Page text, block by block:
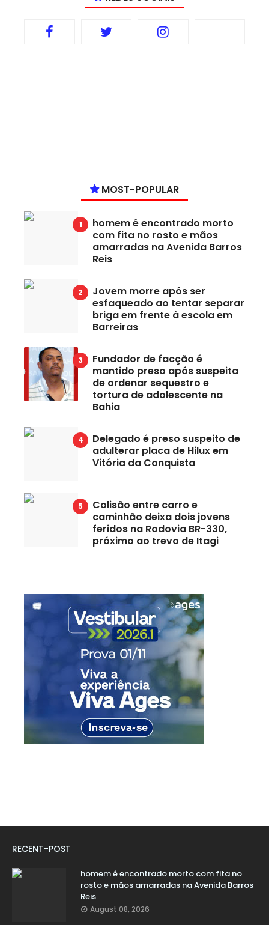
MOST-POPULAR
homem é encontrado morto
com fita no rosto e mãos
amarradas na Avenida Barros
Reis
Jovem morre após ser
esfaqueado ao tentar separar
briga em frente à escola em
Barreiras
Fundador de facção é
mantido preso após suspeita
de ordenar sequestro e
tortura de adolescente na
Bahia
Delegado é preso suspeito de
adulterar placa de Hilux em
Vitória da Conquista
Colisão entre carro e
caminhão deixa dois jovens
feridos na Rodovia BR-330,
próximo ao trevo de Itagi
RECENT-POST
homem é encontrado morto com fita no
rosto e mãos amarradas na Avenida Barros
Reis
August 08, 2026